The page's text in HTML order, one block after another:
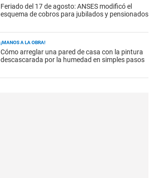
Feriado del 17 de agosto: ANSES modificó el
esquema de cobros para jubilados y pensionados
¡MANOS A LA OBRA!
Cómo arreglar una pared de casa con la pintura
descascarada por la humedad en simples pasos